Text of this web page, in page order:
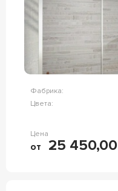
Фабрика:
Цвета:
Цена
от 25 450,00